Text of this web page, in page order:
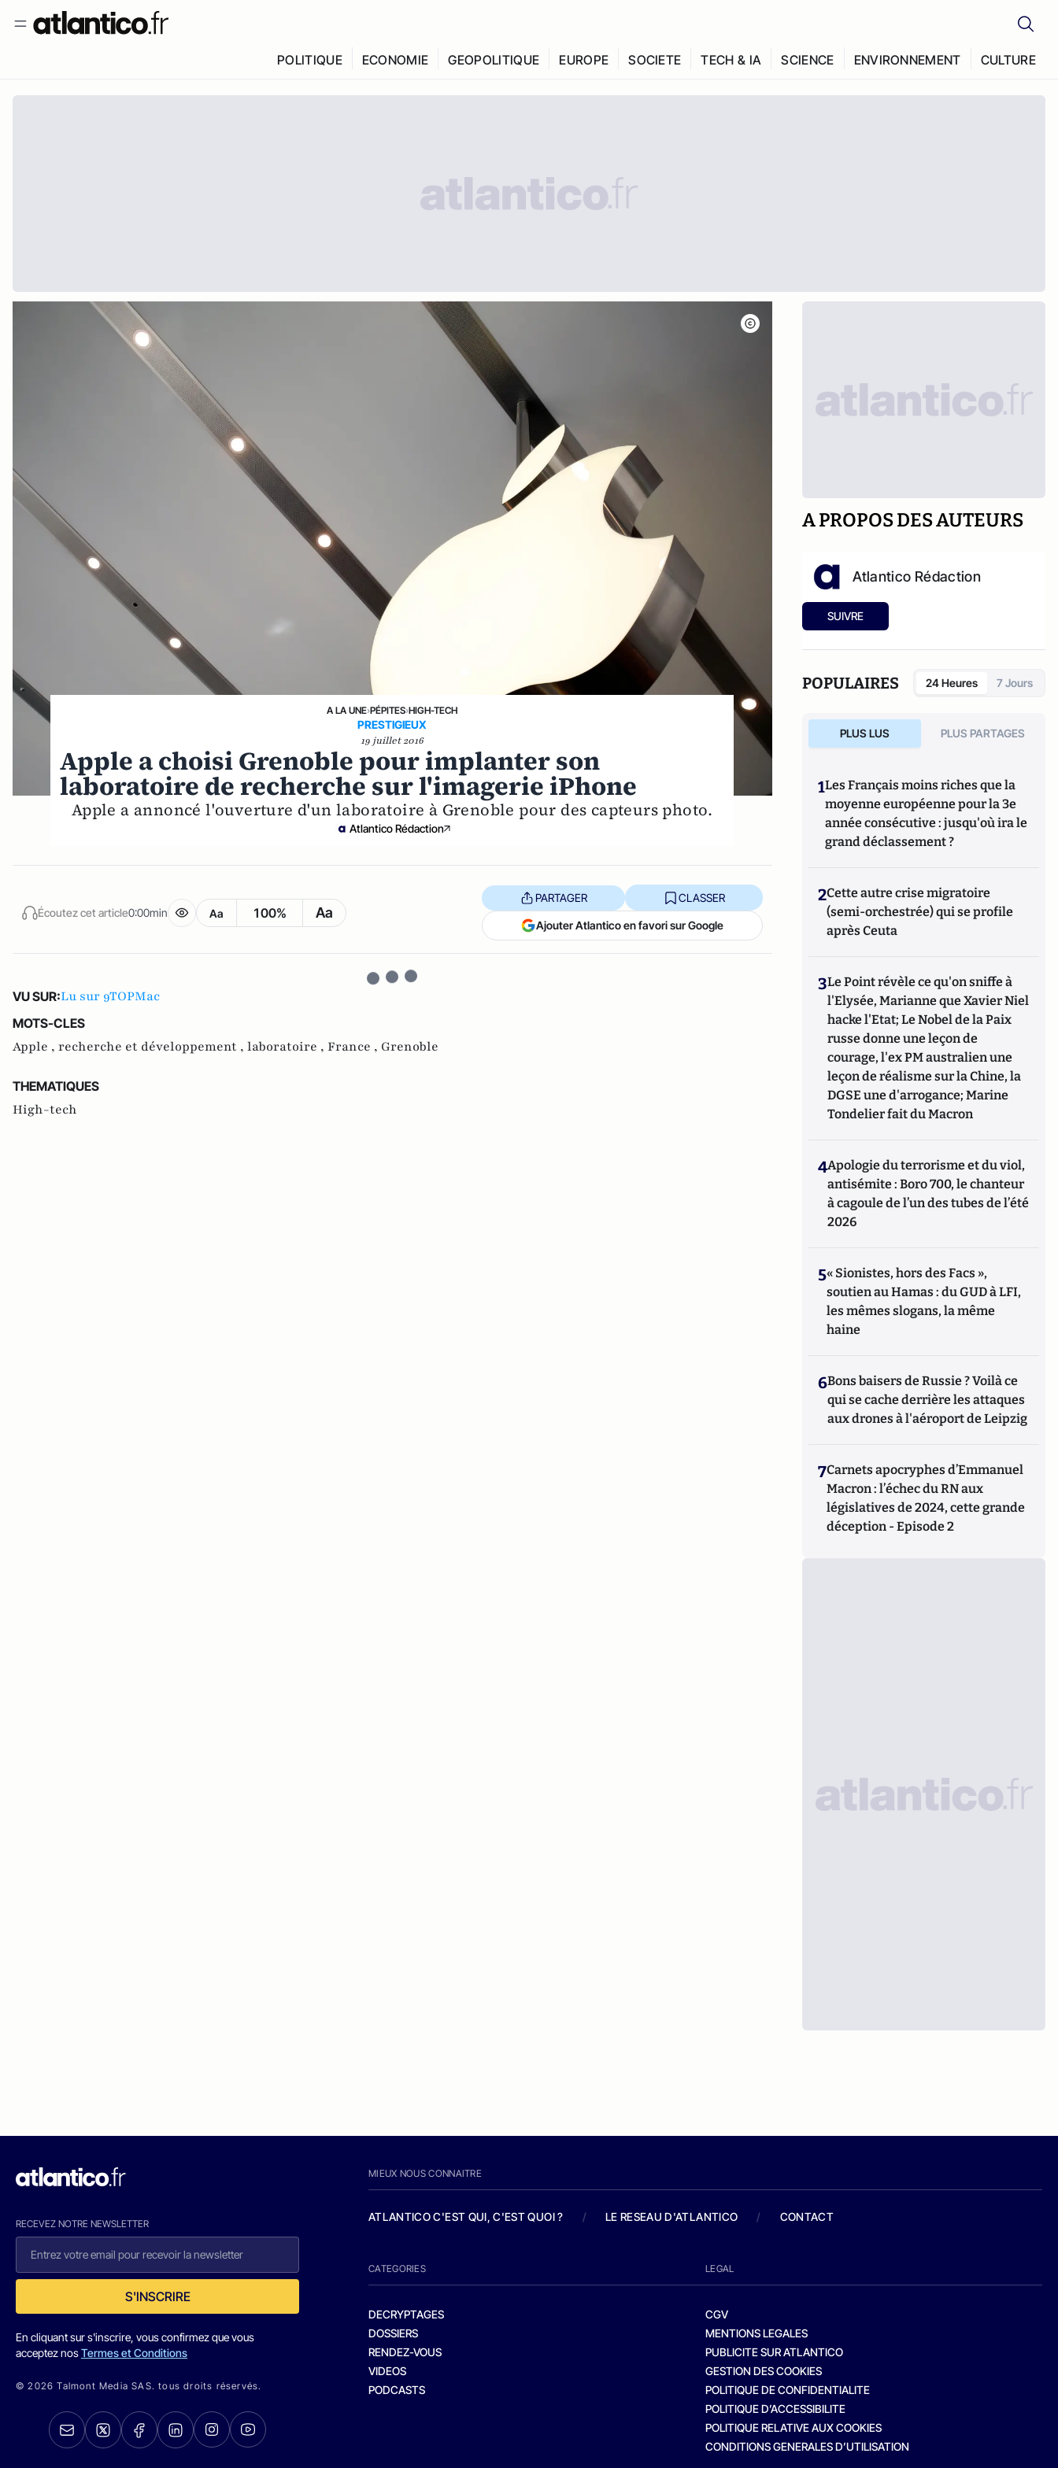
POLITIQUE ECONOMIE GEOPOLITIQUE EUROPE SOCIETE TECH & IA SCIENCE ENVIRONNEMENT CULTURE
A LA UNE›PÉPITES›HIGH-TECH
PRESTIGIEUX
19 juillet 2016
Apple a choisi Grenoble pour implanter son
laboratoire de recherche sur l'imagerie iPhone
Apple a annoncé l'ouverture d'un laboratoire à Grenoble pour des capteurs photo.
Atlantico Rédaction
Écoutez cet article0:00min Aa 100% Aa
PARTAGER CLASSER
Ajouter Atlantico en favori sur Google
VU SUR:Lu sur 9TOPMac
MOTS-CLES
Apple , recherche et développement , laboratoire , France , Grenoble
THEMATIQUES
High-tech
A PROPOS DES AUTEURS
Atlantico Rédaction
SUIVRE
POPULAIRES 24 Heures 7 Jours
PLUS LUS PLUS PARTAGES
1Les Français moins riches que la
moyenne européenne pour la 3e
année consécutive : jusqu'où ira le
grand déclassement ?
2Cette autre crise migratoire
(semi-orchestrée) qui se profile
après Ceuta
3Le Point révèle ce qu'on sniffe à
l'Elysée, Marianne que Xavier Niel
hacke l'Etat; Le Nobel de la Paix
russe donne une leçon de
courage, l'ex PM australien une
leçon de réalisme sur la Chine, la
DGSE une d'arrogance; Marine
Tondelier fait du Macron
4Apologie du terrorisme et du viol,
antisémite : Boro 700, le chanteur
à cagoule de l’un des tubes de l’été
2026
5« Sionistes, hors des Facs »,
soutien au Hamas : du GUD à LFI,
les mêmes slogans, la même
haine
6Bons baisers de Russie ? Voilà ce
qui se cache derrière les attaques
aux drones à l'aéroport de Leipzig
7Carnets apocryphes d’Emmanuel
Macron : l’échec du RN aux
législatives de 2024, cette grande
déception - Episode 2
RECEVEZ NOTRE NEWSLETTER
S'INSCRIRE
En cliquant sur s'inscrire, vous confirmez que vous
acceptez nosTermes et Conditions
© 2026 Talmont Media SAS. tous droits réservés.
MIEUX NOUS CONNAITRE
ATLANTICO C'EST QUI, C'EST QUOI ? / LE RESEAU D'ATLANTICO / CONTACT
CATEGORIES
DECRYPTAGES
DOSSIERS
RENDEZ-VOUS
VIDEOS
PODCASTS
LEGAL
CGV
MENTIONS LEGALES
PUBLICITE SUR ATLANTICO
GESTION DES COOKIES
POLITIQUE DE CONFIDENTIALITE
POLITIQUE D’ACCESSIBILITE
POLITIQUE RELATIVE AUX COOKIES
CONDITIONS GENERALES D’UTILISATION